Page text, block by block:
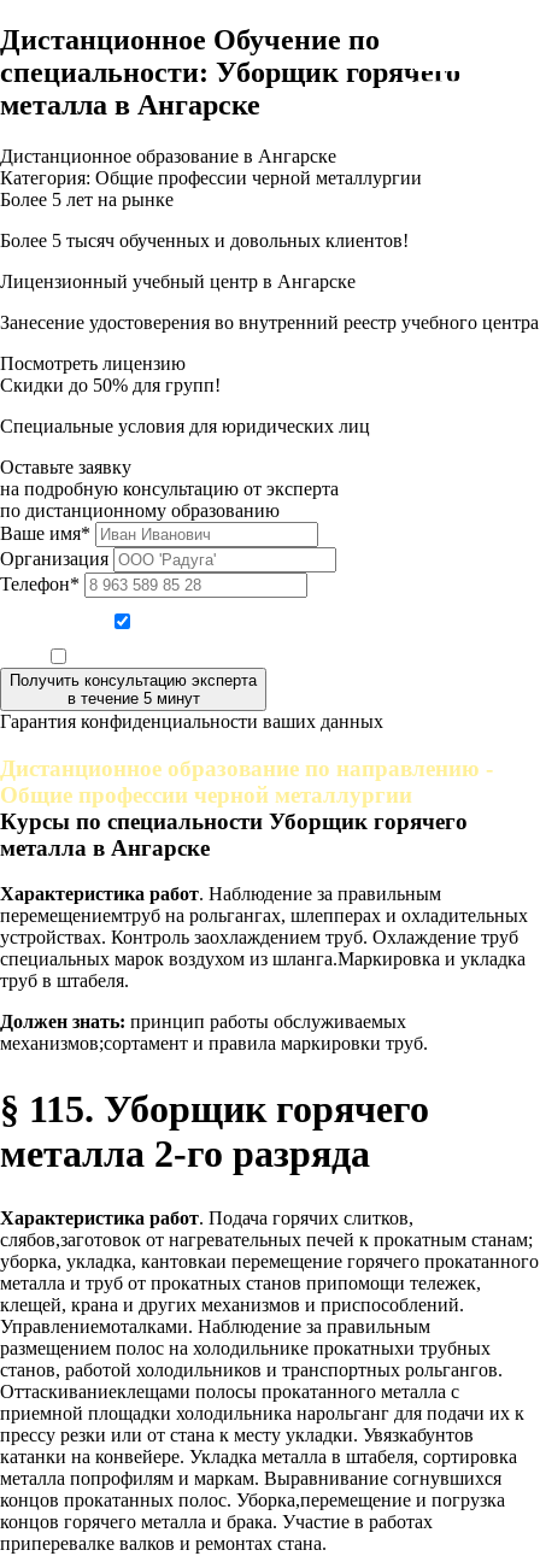
Дистанционное Обучение по
специальности: Уборщик горячего
металла в Ангарске
Дистанционное образование в Ангарске
Категория: Общие профессии черной металлургии
Более 5 лет на рынке
Более 5 тысяч обученных и довольных клиентов!
Лицензионный учебный центр в Ангарске
Занесение удостоверения во внутренний реестр учебного центра
Посмотреть лицензию
Скидки до 50% для групп!
Специальные условия для юридических лиц
Оставьте заявку
на подробную консультацию от эксперта
по дистанционному образованию
Ваше имя*
Организация
Телефон*
Получить консультацию эксперта
в течение 5 минут
Гарантия конфиденциальности ваших данных
Дистанционное образование по направлению -
Общие профессии черной металлургии
Курсы по специальности Уборщик горячего
металла в Ангарске
Характеристика работ. Наблюдение за правильным
перемещениемтруб на рольгангах, шлепперах и охладительных
устройствах. Контроль заохлаждением труб. Охлаждение труб
специальных марок воздухом из шланга.Маркировка и укладка
труб в штабеля.
Должен знать: принцип работы обслуживаемых
механизмов;сортамент и правила маркировки труб.
§ 115. Уборщик горячего
металла 2-го разряда
Характеристика работ. Подача горячих слитков,
слябов,заготовок от нагревательных печей к прокатным станам;
уборка, укладка, кантовкаи перемещение горячего прокатанного
металла и труб от прокатных станов припомощи тележек,
клещей, крана и других механизмов и приспособлений.
Управлениемоталками. Наблюдение за правильным
размещением полос на холодильнике прокатныхи трубных
станов, работой холодильников и транспортных рольгангов.
Оттаскиваниеклещами полосы прокатанного металла с
приемной площадки холодильника нарольганг для подачи их к
прессу резки или от стана к месту укладки. Увязкабунтов
катанки на конвейере. Укладка металла в штабеля, сортировка
металла попрофилям и маркам. Выравнивание согнувшихся
концов прокатанных полос. Уборка,перемещение и погрузка
концов горячего металла и брака. Участие в работах
приперевалке валков и ремонтах стана.